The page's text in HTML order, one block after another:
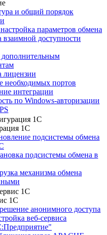
и общий порядок
параметров обмена
взаимной доступности
дополнительным
лицензии
необходимых портов
интеграции
по Windows-авторизации
1С
1С
подсистемы обмена
подсистемы обмена в
механизма обмена
1С
1С
анонимного доступа
веб-сервиса